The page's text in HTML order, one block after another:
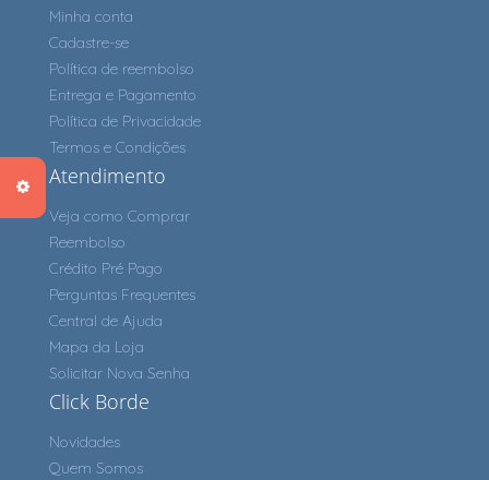
Minha conta
Cadastre-se
Política de reembolso
Entrega e Pagamento
Política de Privacidade
Termos e Condições
Atendimento
Veja como Comprar
Reembolso
Crédito Pré Pago
Perguntas Frequentes
Central de Ajuda
Mapa da Loja
Solicitar Nova Senha
Click Borde
Novidades
Quem Somos